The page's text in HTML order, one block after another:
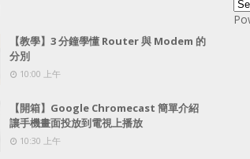
【教學】3 分鐘學懂 Router 與 Modem 的
分別
10:00 上午
【開箱】Google Chromecast 簡單介紹
讓手機畫面投放到電視上播放
10:30 上午